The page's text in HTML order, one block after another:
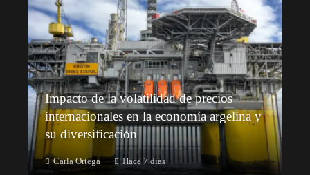
Impacto de la volatilidad de precios
internacionales en la economía argelina y
su diversificación
Carla Ortega Hace 7 días